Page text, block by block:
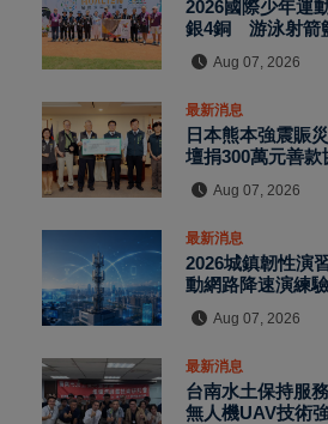
2026國際少年運
銀4銅 游泳射箭
實力
Aug 07, 2026
最新消息
日本熊本強震賑
壇捐300萬元善
Aug 07, 2026
最新消息
2026城鎮韌性演
動網路降速演練
Aug 07, 2026
最新消息
台南水土保持服
無人機UAV技術